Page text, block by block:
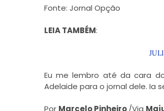
Fonte: Jornal Opção
LEIA TAMBÉM:
Eu me lembro até da cara
Adelaide para o jornal dele. Ia
Por Marcelo Pinheiro/Via